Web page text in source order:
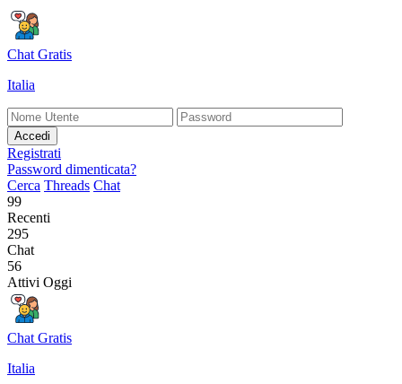
Chat Gratis
Italia
Accedi
Registrati
Password dimenticata?
Cerca Threads Chat
99
Recenti
295
Chat
56
Attivi Oggi
Chat Gratis
Italia